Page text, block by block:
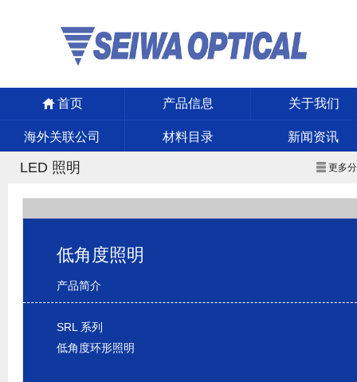
首页 产品信息 关于我们
海外关联公司 材料目录 新闻资讯
更多
LED 照明
低角度照明
产品简介
SRL 系列
低角度环形照明